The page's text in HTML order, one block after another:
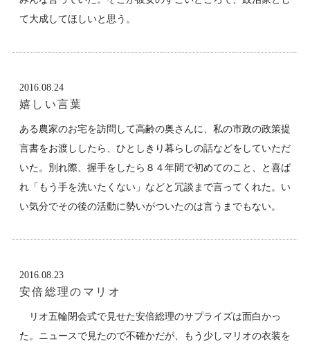
て大成してほしいと思う。
2016.08.24
嬉しい言葉
ある農家のお宅を訪問して高齢の奥さんに、私の市政の政策提
言書をお渡ししたら、ひとしきり暮らしの話などをしていただ
いた。別れ際、握手をしたら８４年間で初めてのこと、と喜ば
れ「もう手を洗いたくない」などと冗談まで言ってくれた。い
い気分でその後の活動に勢いがついたのは言うまでもない。
2016.08.23
安倍総理のマリオ
リオ五輪閉会式で見せた安倍総理のサプライズは面白かっ
た。ニュースで見たので不確かだが、もう少しマリオの衣装を